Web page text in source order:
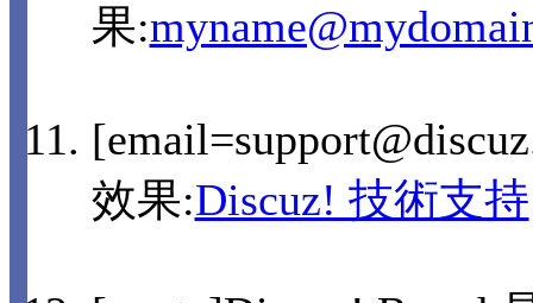
果:
效果:Discuz! 技術支持